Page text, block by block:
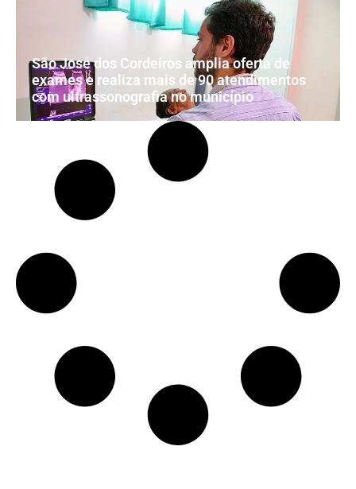
São José dos Cordeiros amplia oferta de
exames e realiza mais de 90 atendimentos
com ultrassonografia no município